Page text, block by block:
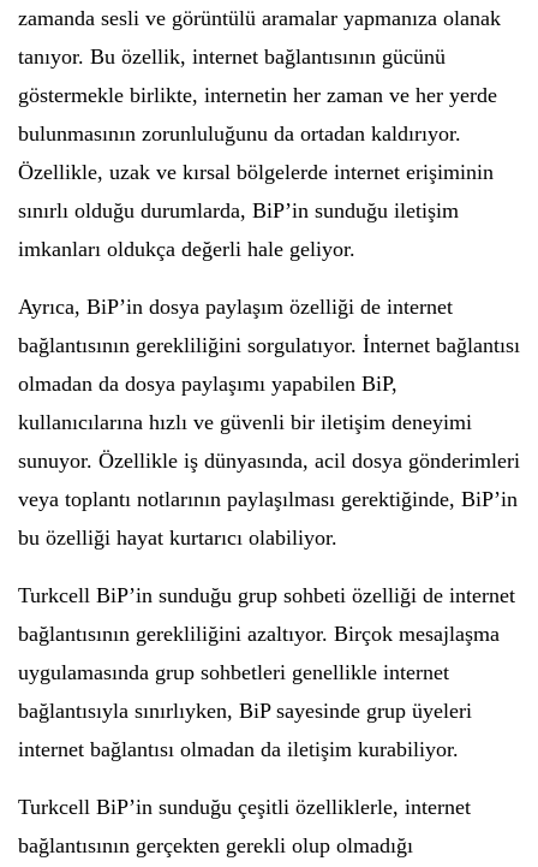
zamanda sesli ve görüntülü aramalar yapmanıza olanak
tanıyor. Bu özellik, internet bağlantısının gücünü
göstermekle birlikte, internetin her zaman ve her yerde
bulunmasının zorunluluğunu da ortadan kaldırıyor.
Özellikle, uzak ve kırsal bölgelerde internet erişiminin
sınırlı olduğu durumlarda, BiP’in sunduğu iletişim
imkanları oldukça değerli hale geliyor.
Ayrıca, BiP’in dosya paylaşım özelliği de internet
bağlantısının gerekliliğini sorgulatıyor. İnternet bağlantısı
olmadan da dosya paylaşımı yapabilen BiP,
kullanıcılarına hızlı ve güvenli bir iletişim deneyimi
sunuyor. Özellikle iş dünyasında, acil dosya gönderimleri
veya toplantı notlarının paylaşılması gerektiğinde, BiP’in
bu özelliği hayat kurtarıcı olabiliyor.
Turkcell BiP’in sunduğu grup sohbeti özelliği de internet
bağlantısının gerekliliğini azaltıyor. Birçok mesajlaşma
uygulamasında grup sohbetleri genellikle internet
bağlantısıyla sınırlıyken, BiP sayesinde grup üyeleri
internet bağlantısı olmadan da iletişim kurabiliyor.
Turkcell BiP’in sunduğu çeşitli özelliklerle, internet
bağlantısının gerçekten gerekli olup olmadığı